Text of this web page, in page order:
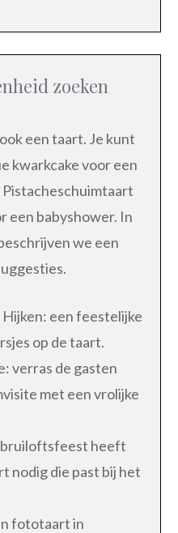
zoeken
een taart. Je kunt
kwarkcake voor een
een babyshower. In
we een
een feestelijke
op de taart.
verras de gasten
met een vrolijke
heeft
nodig die past bij het
fototaart in